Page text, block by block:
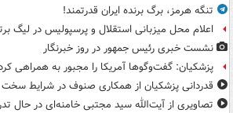
تنگه هرمز، برگ برنده ایران قدرتمند!
اعلام محل میزبانی استقلال و پرسپولیس در لیگ
نشست خبری رئیس جمهور در روز خبرنگار
پزشکیان: گفت‌وگوها آمریکا را مجبور به همراهی
قدردانی پزشکیان از همکاری صنوف در شرایط سخت
تصاویری از آیت‌الله سید مجتبی خامنه‌ای در حال